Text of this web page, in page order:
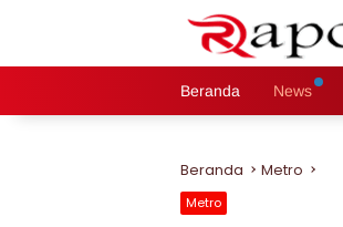
Beranda News
Beranda Metro
Metro